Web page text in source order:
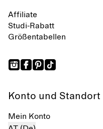
Affiliate
Studi-Rabatt
Größentabellen
Konto und Standort
Mein Konto